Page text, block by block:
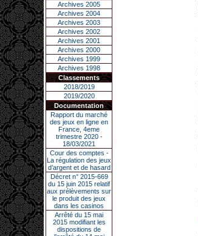
Archives 2005
Archives 2004
Archives 2003
Archives 2002
Archives 2001
Archives 2000
Archives 1999
Archives 1998
Classements
2018/2019
2019/2020
Documentation
Rapport du marché
des jeux en ligne en
France, 4eme
trimestre 2020 -
18/03/2021
Cour des comptes -
La régulation des jeux
d’argent et de hasard
Décret n° 2015-669
du 15 juin 2015 relatif
aux prélèvements sur
le produit des jeux
dans les casinos
Arrêté du 15 mai
2015 modifiant les
dispositions de